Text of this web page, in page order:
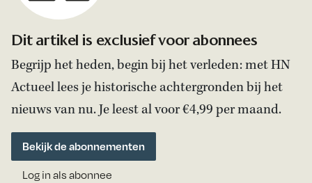
Dit artikel is exclusief voor abonnees
Begrijp het heden, begin bij het verleden: met HN
Actueel lees je historische achtergronden bij het
nieuws van nu. Je leest al voor €4,99 per maand.
Bekijk de abonnementen
Log in als abonnee